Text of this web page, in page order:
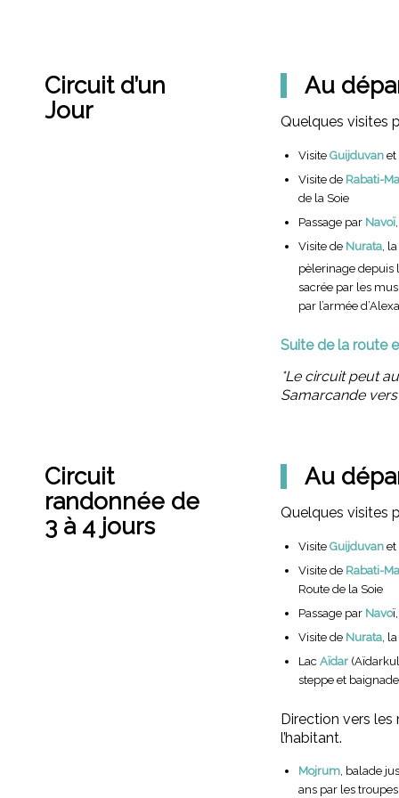
Circuit d’un
Jour
Au
Quelques visites
Visite Guijduvan et
Visite de Rabati-
de la Soie
Passage par Navoï
Visite de Nurata ,
pèlerinage depuis
sacrée par les
par l’armée
Suite de la route
*Le circuit peut
Samarcande
Circuit
randonnée de
3 à 4 jours
Au
Quelques visites
Visite Guijduvan et
Visite de Rabati-
Route de la Soie
Passage par Navo
Visite de Nurata ,
Lac Aïdar
steppe et
Direction vers les
l’habitant.
Mojrum, balade
ans par les